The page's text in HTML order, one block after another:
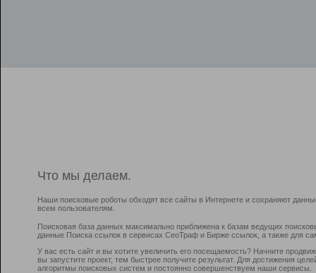
Что мы делаем.
Наши поисковые роботы обходят все сайты в Интернете и сохраняют
всем пользователям.
Поисковая база данных максимально приближена к базам ведущих
данные Поиска ссылок в сервисах СеоТраф и Бирже ссылок, а также для
У вас есть сайт и вы хотите увеличить его посещаемость? Начните
вы запустите проект, тем быстрее получите результат. Для достижения
алгоритмы поисковых систем и постоянно совершенствуем наши сервисы.